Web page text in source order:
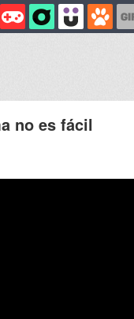
no es fácil